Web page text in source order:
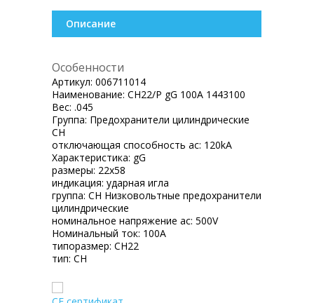
Описание
Особенности
Артикул: 006711014
Наименование: CH22/P gG 100A 1443100
Вес: .045
Группа: Предохранители цилиндрические
CH
отключающая способность ac: 120kA
Характеристика: gG
размеры: 22x58
индикация: ударная игла
группа: CH Низковольтные предохранители
цилиндрические
номинальное напряжение ac: 500V
Номинальный ток: 100A
типоразмер: CH22
тип: CH